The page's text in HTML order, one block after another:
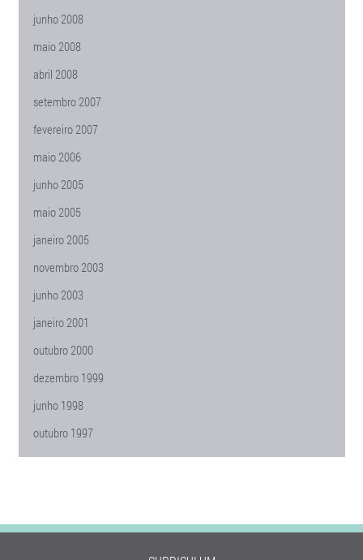
junho 2008
maio 2008
abril 2008
setembro 2007
fevereiro 2007
maio 2006
junho 2005
maio 2005
janeiro 2005
novembro 2003
junho 2003
janeiro 2001
outubro 2000
dezembro 1999
junho 1998
outubro 1997